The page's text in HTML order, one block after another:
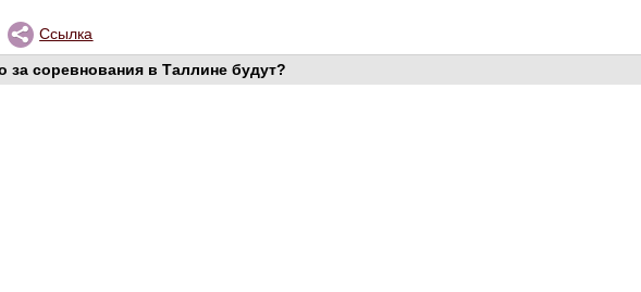
Ссылка
за соревнования в Таллине будут?